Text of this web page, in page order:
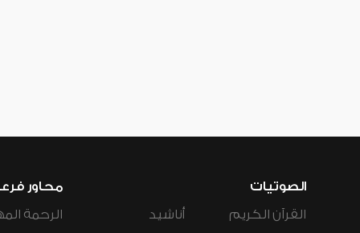
الصوتيات
القرآن الكريم
أناشيد
محاور
الرحمة